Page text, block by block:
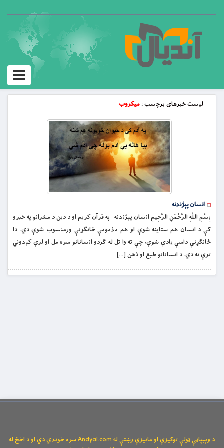
Toggle
لیست خبرهای برچسب :میکروب
انسان پېژندنه
بِسْمِ اللَّهِ الرَّحْمَنِ الرَّحِيمِ انسان پېژندنه په قرآن کریم او د دین د مشرانو په خبرو
کې د انسان هم ستاینه شوې او هم مذمومې ځانګړنې ورمنسوب شوې دي. دا
ځانګړنې داسې یادې شوې، چې ته وا تل له ګردو انسانانو سره مل او لرې کېدوني
ترې نه دي. د انسانانو طبع او ذهن […]
د وېبپاڼې ټولې توکیزې او مانیزې رښتې له Andyal.com سره خوندي دي او د اخځ له